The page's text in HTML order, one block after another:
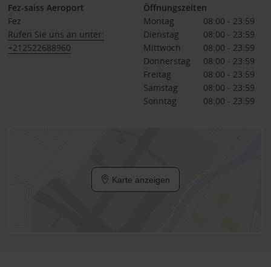
Fez-saiss Aeroport
Fez
Rufen Sie uns an unter:
+212522688960
Öffnungszeiten
Montag
08:00 - 23:59
Dienstag
08:00 - 23:59
Mittwoch
08:00 - 23:59
Donnerstag
08:00 - 23:59
Freitag
08:00 - 23:59
Samstag
08:00 - 23:59
Sonntag
08:00 - 23:59
Karte anzeigen